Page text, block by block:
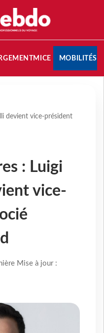
MICE MOBILITÉS
devient vice-président
: Luigi
vice-
Mise à jour :